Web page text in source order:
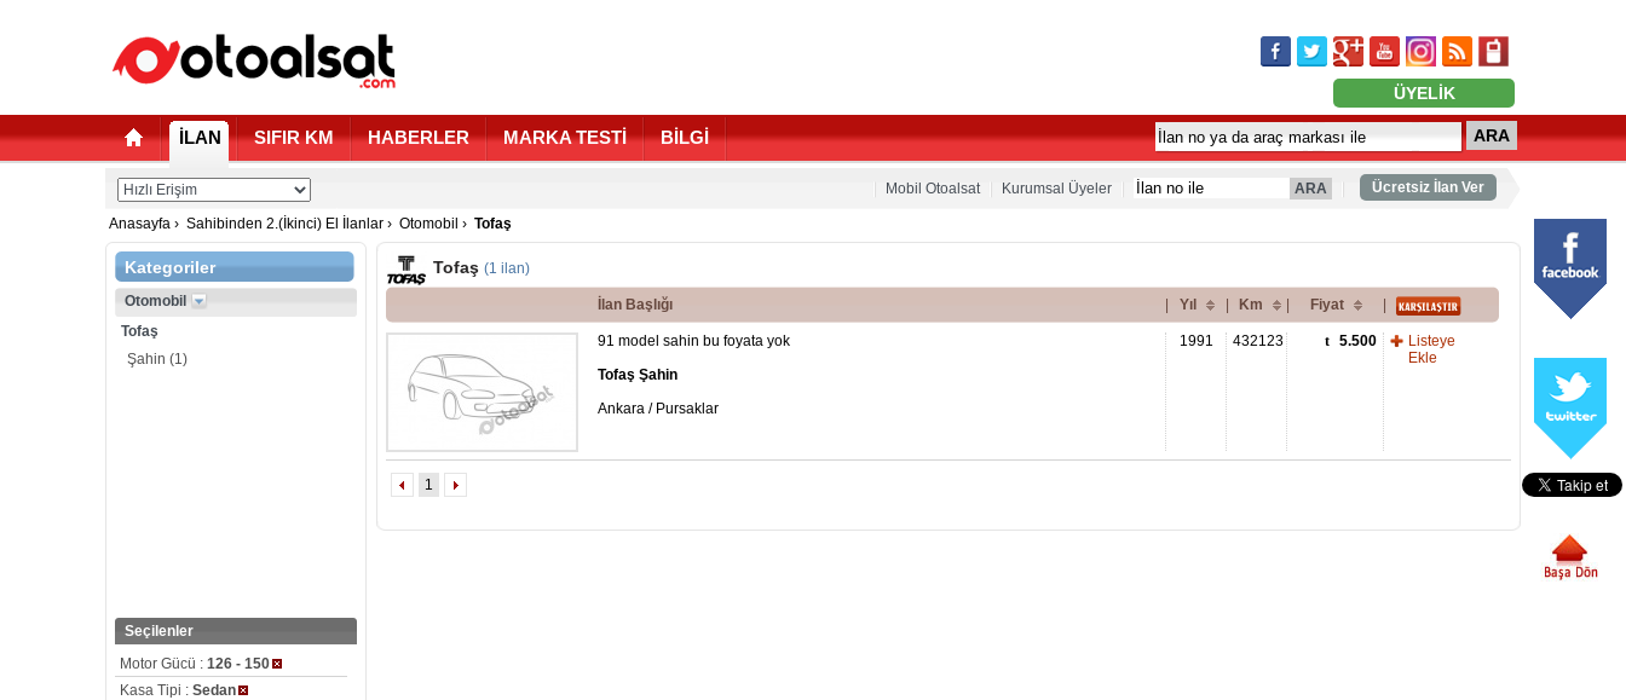
ÜYELİK
İLAN SIFIR KM HABERLER MARKA TESTİ BİLGİ ARA
Ücretsiz İlan Ver
Mobil Otoalsat Kurumsal Üyeler ARA
Anasayfa › Sahibinden 2.(İkinci) El İlanlar › Otomobil › Tofaş
Kategoriler
Otomobil
Tofaş
Şahin (1)
Seçilenler
Motor Gücü : 126 - 150
Kasa Tipi : Sedan
Tofaş (1 ilan)
İlan Başlığı Yıl Km Fiyat
91 model sahin bu foyata yok
Tofaş Şahin
Ankara / Pursaklar
1991 432123 5.500
Listeye
Ekle
1